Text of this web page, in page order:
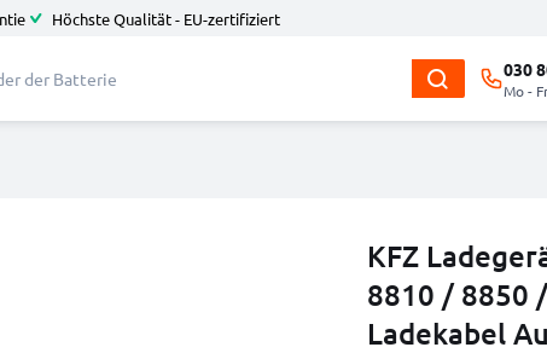
Höchste Qualität - EU-zertifiziert
030
Mo -
KFZ
8810 / 8850
Ladekabel